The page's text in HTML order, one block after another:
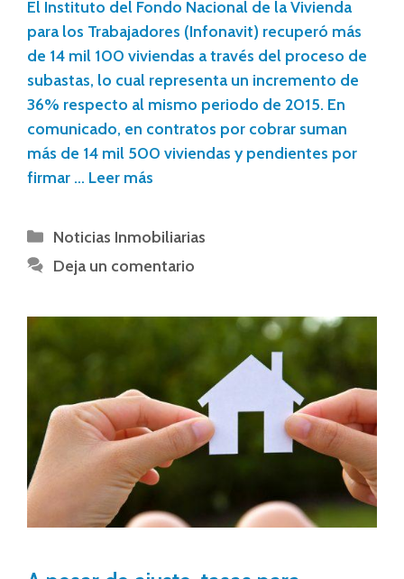
El Instituto del Fondo Nacional de la Vivienda
para los Trabajadores (Infonavit) recuperó más
de 14 mil 100 viviendas a través del proceso de
subastas, lo cual representa un incremento de
36% respecto al mismo periodo de 2015. En
comunicado, en contratos por cobrar suman
más de 14 mil 500 viviendas y pendientes por
firmar … Leer más
Noticias Inmobiliarias
Deja un comentario